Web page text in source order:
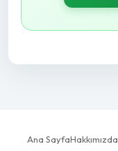
Ana SayfaHakkımızda